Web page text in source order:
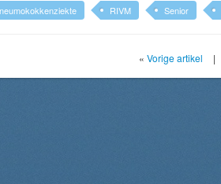
RIVM Senior
« Vorige artikel |